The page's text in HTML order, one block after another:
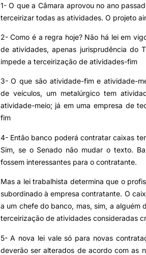
1- O que a Câmara aprovou no ano
terceirizar todas as atividades. O projeto
2- Como é a regra hoje? Não há lei em
de atividades, apenas jurisprudência do
impede a terceirização de atividades-fim
3- O que são atividade-fim e atividade-
de veículos, um metalúrgico tem
atividade-meio; já em uma empresa de
fim
4- Então banco poderá contratar caixas
Sim, se o Senado não mudar o texto.
fossem interessantes para o contratante.
Mas a lei trabalhista determina que o
subordinado à empresa contratante. O
a um chefe do banco, mas, sim, a alguém
terceirização de atividades consideradas
5- A nova lei vale só para novas
deverão ser alterados de acordo com as